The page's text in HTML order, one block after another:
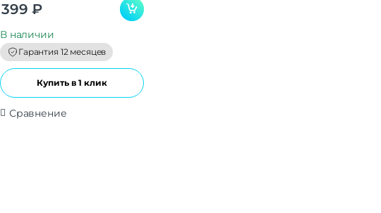
o
o
399 ₽
В наличии
Гарантия 12 месяцев
Купить в 1 клик
Сравнение